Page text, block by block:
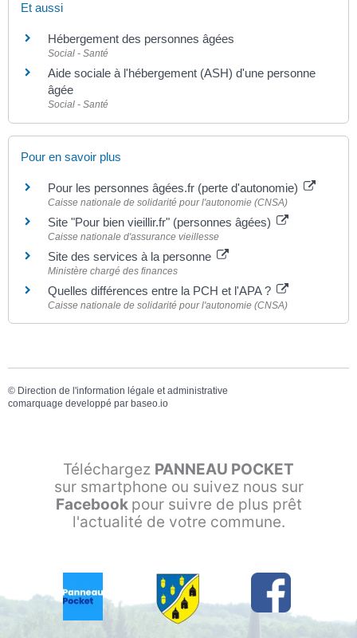
Et aussi
Hébergement des personnes âgées
Social - Santé
Aide sociale à l'hébergement (ASH) d'une personne
âgée
Social - Santé
Pour en savoir plus
Pour les personnes âgées.fr (perte d'autonomie)
Caisse nationale de solidarité pour l'autonomie (CNSA)
Site "Pour bien vieillir.fr" (personnes âgées)
Caisse nationale d'assurance vieillesse
Site des services à la personne
Ministère chargé des finances
Quelles différences entre la PCH et l'APA ?
Caisse nationale de solidarité pour l'autonomie (CNSA)
© Direction de l'information légale et administrative
comarquage developpé par baseo.io
Téléchargez PANNEAU POCKET
sur smartphone ou suivez nous sur
Facebook pour suivre de plus prêt
l'actualité de votre commune.